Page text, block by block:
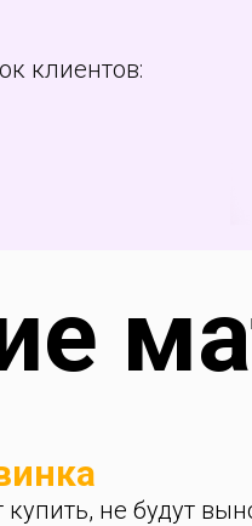
клиентов:
не будут